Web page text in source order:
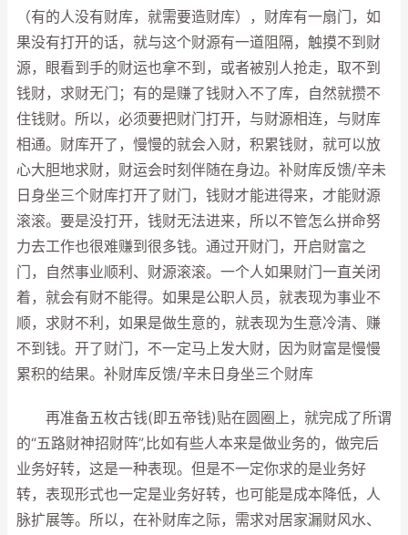
（有的人没有财库，就需要造财库），财库有一扇门，如
果没有打开的话，就与这个财源有一道阻隔，触摸不到财
源，眼看到手的财运也拿不到，或者被别人抢走，取不到
钱财，求财无门；有的是赚了钱财入不了库，自然就攒不
住钱财。所以，必须要把财门打开，与财源相连，与财库
相通。财库开了，慢慢的就会入财，积累钱财，就可以放
心大胆地求财，财运会时刻伴随在身边。补财库反馈/辛未
日身坐三个财库打开了财门，钱财才能进得来，才能财源
滚滚。要是没打开，钱财无法进来，所以不管怎么拼命努
力去工作也很难赚到很多钱。通过开财门，开启财富之
门，自然事业顺利、财源滚滚。一个人如果财门一直关闭
着，就会有财不能得。如果是公职人员，就表现为事业不
顺，求财不利，如果是做生意的，就表现为生意冷清、赚
不到钱。开了财门，不一定马上发大财，因为财富是慢慢
累积的结果。补财库反馈/辛未日身坐三个财库
再准备五枚古钱(即五帝钱)贴在圆圈上，就完成了所谓
的“五路财神招财阵”,比如有些人本来是做业务的，做完后
业务好转，这是一种表现。但是不一定你求的是业务好
转，表现形式也一定是业务好转，也可能是成本降低，人
脉扩展等。所以，在补财库之际，需求对居家漏财风水、